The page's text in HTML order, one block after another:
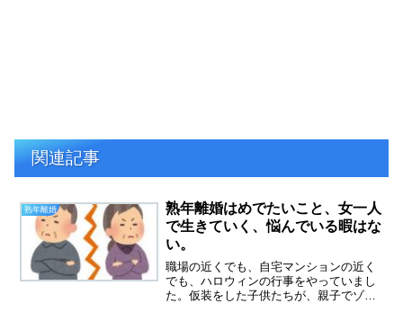
関連記事
熟年離婚
熟年離婚はめでたいこと、女一人
で生きていく、悩んでいる暇はな
い。
職場の近くでも、自宅マンションの近く
でも、ハロウィンの行事をやっていまし
た。仮装をした子供たちが、親子でゾロ